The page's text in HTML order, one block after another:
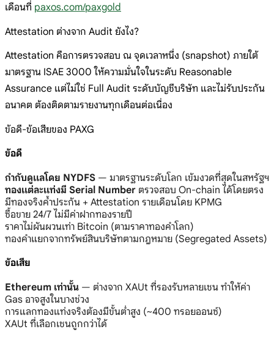
เดือนที่ paxos.com/paxgold
Attestation ต่างจาก Audit ยังไง?
Attestation คือการตรวจสอบ ณ จุดเวลาหนึ่ง (snapshot) ภายใต้
มาตรฐาน ISAE 3000 ให้ความมั่นใจในระดับ Reasonable
Assurance แต่ไม่ใช่ Full Audit ระดับบัญชีบริษัท และไม่รับประกัน
อนาคต ต้องติดตามรายงานทุกเดือนต่อเนื่อง
ข้อดี-ข้อเสียของ PAXG
ข้อดี
กำกับดูแลโดย NYDFS — มาตรฐานระดับโลก เข้มงวดที่สุดในสหรัฐฯ
ทองแต่ละแท่งมี Serial Number ตรวจสอบ On-chain ได้โดยตรง
มีทองจริงค้ำประกัน + Attestation รายเดือนโดย KPMG
ซื้อขาย 24/7 ไม่มีค่าฝากทองรายปี
ราคาไม่ผันผวนเท่า Bitcoin (ตามราคาทองคำโลก)
ทองคำแยกจากทรัพย์สินบริษัทตามกฎหมาย (Segregated Assets)
ข้อเสีย
Ethereum เท่านั้น — ต่างจาก XAUt ที่รองรับหลายเชน ทำให้ค่า
Gas อาจสูงในบางช่วง
การแลกทองแท่งจริงต้องมีขั้นต่ำสูง (~400 ทรอยออนซ์)
XAUt ที่เลือกเชนถูกกว่าได้